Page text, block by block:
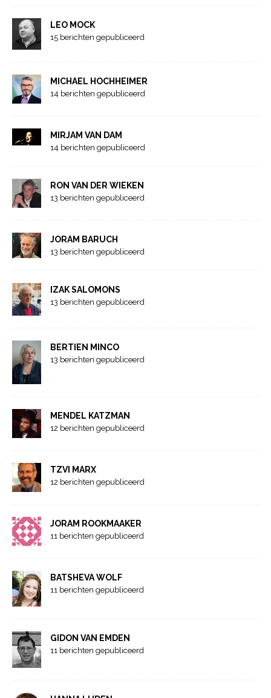
LEO MOCK
15 berichten gepubliceerd
MICHAEL HOCHHEIMER
14 berichten gepubliceerd
MIRJAM VAN DAM
14 berichten gepubliceerd
RON VAN DER WIEKEN
13 berichten gepubliceerd
JORAM BARUCH
13 berichten gepubliceerd
IZAK SALOMONS
13 berichten gepubliceerd
BERTIEN MINCO
13 berichten gepubliceerd
MENDEL KATZMAN
12 berichten gepubliceerd
TZVI MARX
12 berichten gepubliceerd
JORAM ROOKMAAKER
11 berichten gepubliceerd
BATSHEVA WOLF
11 berichten gepubliceerd
GIDON VAN EMDEN
11 berichten gepubliceerd